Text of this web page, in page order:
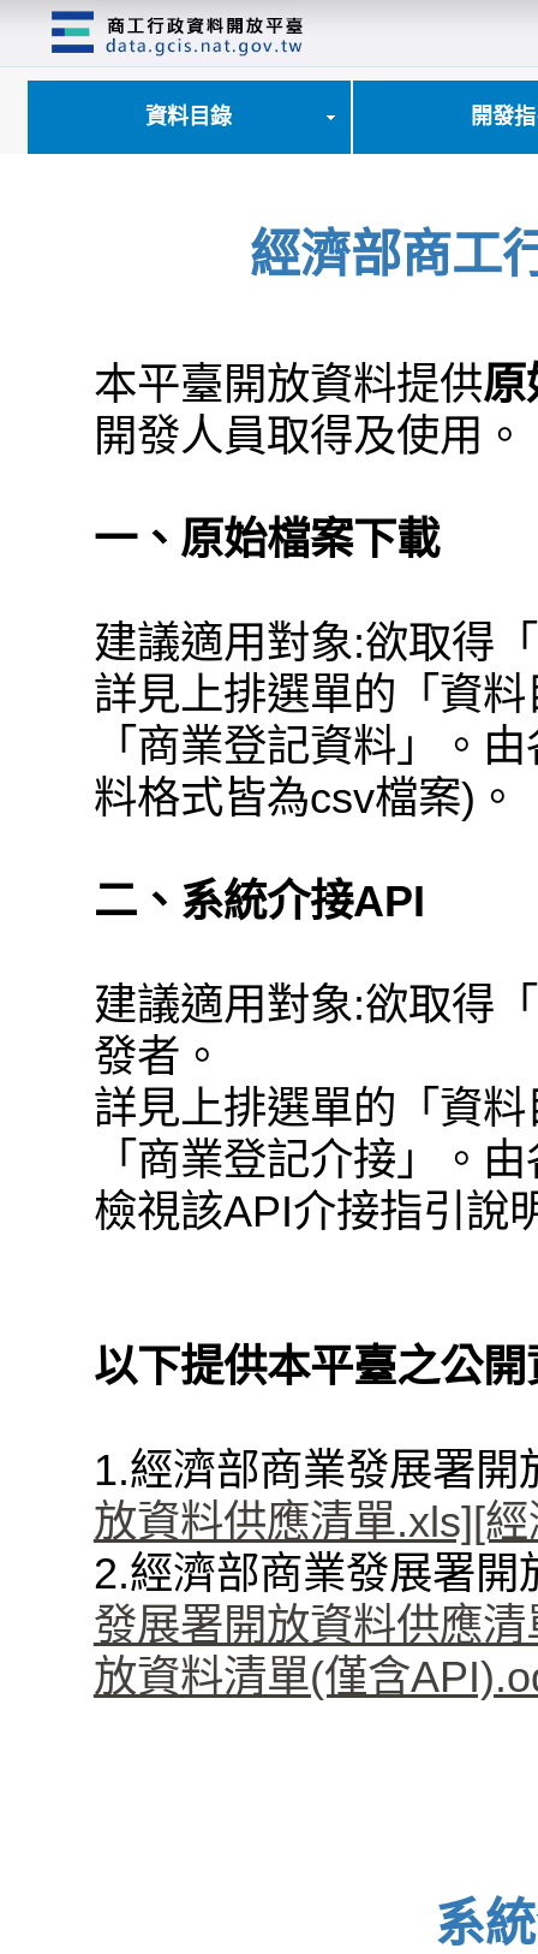
資料目錄 開發
經濟部商工
本平臺開放資料提供原
開發人員取得及使用。
一、原始檔案下載
建議適用對象:欲取得
詳見上排選單的「資
「商業登記資料」。
料格式皆為csv檔案)。
二、系統介接API
建議適用對象:欲取得
發者。
詳見上排選單的「資
「商業登記介接」。
檢視該API介接指引說
以下提供本平臺之公
1.經濟部商業發展署開
放資料供應清單.xls][
2.經濟部商業發展署
發展署開放資料供應
放資料清單(僅含
系